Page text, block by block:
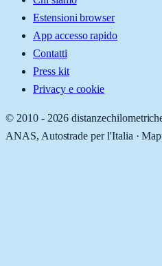
Estensioni browser
App accesso rapido
Contatti
Press kit
Privacy e cookie
© 2010 - 2026
ANAS, Autostrade per l'Italia ·